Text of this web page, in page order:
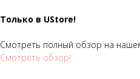
Только в UStore!
Смотреть полный обзор на
Смотреть обзор!